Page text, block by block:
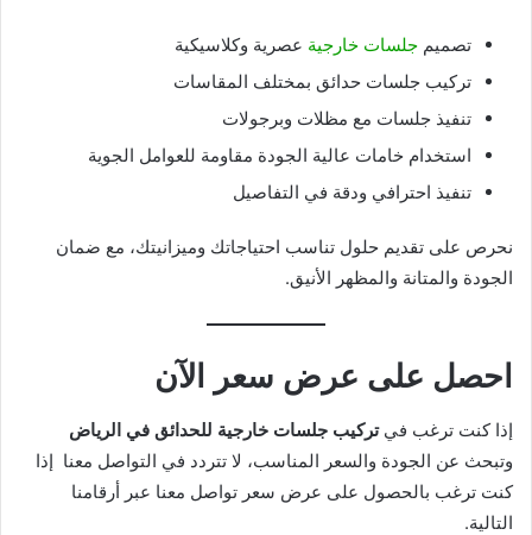
تصميم جلسات خارجية عصرية وكلاسيكية
تركيب جلسات حدائق بمختلف المقاسات
تنفيذ جلسات مع مظلات وبرجولات
استخدام خامات عالية الجودة مقاومة للعوامل الجوية
تنفيذ احترافي ودقة في التفاصيل
نحرص على تقديم حلول تناسب احتياجاتك وميزانيتك، مع ضمان
الجودة والمتانة والمظهر الأنيق.
احصل على عرض سعر الآن
إذا كنت ترغب فيتركيب جلسات خارجية للحدائق في الرياض
وتبحث عن الجودة والسعر المناسب، لا تتردد في التواصل معنا إذا
كنت ترغب بالحصول على عرض سعر تواصل معنا عبر أرقامنا
التالية.